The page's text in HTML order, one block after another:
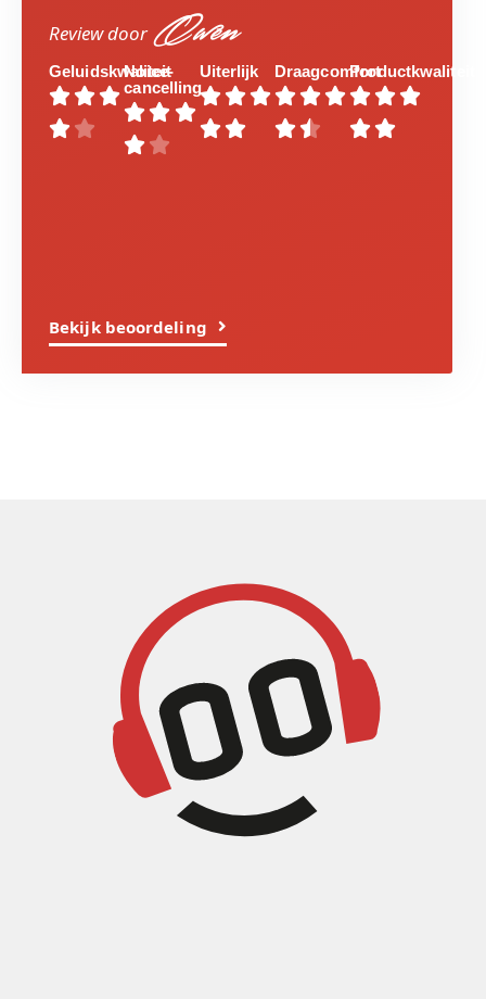
Review doorOwen
Geluidskwaliteit

 
Noice-
cancelling
 
 
Uiterlijk


Draagcomfort


Productkwaliteit


Bekijk beoordeling